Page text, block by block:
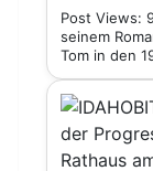
Post Views:
seinem
Tom in den